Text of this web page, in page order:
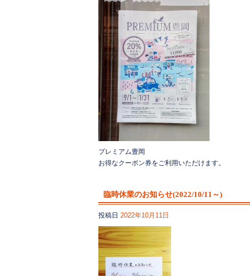
プレミアム豊岡
お得なクーポン券をご利用いただけます。
臨時休業のお知らせ(2022/10/11～)
投稿日 2022年10月11日